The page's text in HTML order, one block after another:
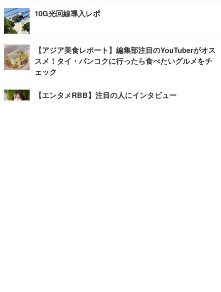
10G光回線導入レポ
【アジア美食レポート】編集部注目のYouTuberがオス
スメ！タイ・バンコクに行ったら食べたいグルメをチ
ェック
【エンタメRBB】注目の人にインタビュー